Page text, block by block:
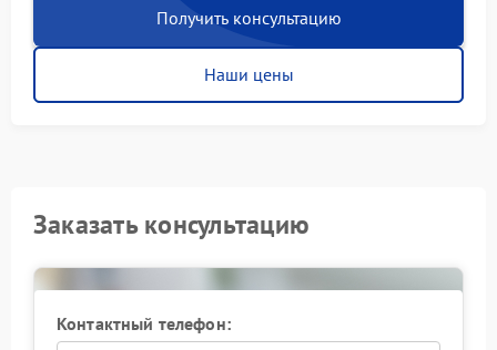
Получить консультацию
Наши цены
Заказать консультацию
Контактный телефон: